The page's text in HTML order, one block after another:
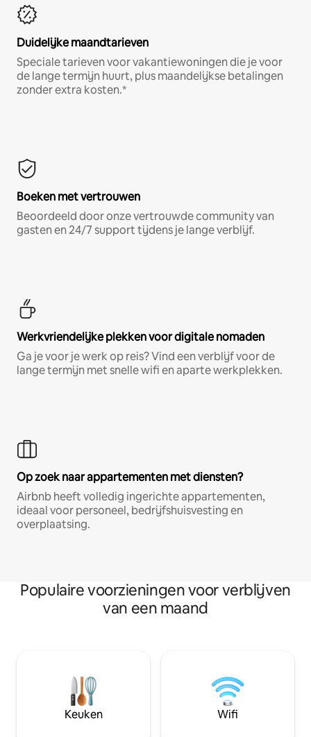
Duidelijke maandtarieven
Speciale tarieven voor vakantiewoningen die je voor
de lange termijn huurt, plus maandelijkse betalingen
zonder extra kosten.*
Boeken met vertrouwen
Beoordeeld door onze vertrouwde community van
gasten en 24/7 support tijdens je lange verblijf.
Werkvriendelijke plekken voor digitale nomaden
Ga je voor je werk op reis? Vind een verblijf voor de
lange termijn met snelle wifi en aparte werkplekken.
Op zoek naar appartementen met diensten?
Airbnb heeft volledig ingerichte appartementen,
ideaal voor personeel, bedrijfshuisvesting en
overplaatsing.
Populaire voorzieningen voor verblijven
van een maand
Keuken Wifi